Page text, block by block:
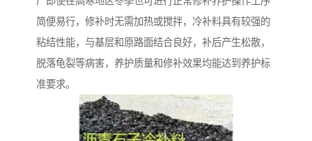
简便易行，修补时无需加热或搅拌，冷补料具有较强的
粘结性能，与基层和原路面结合良好，补后产生松散，
脱落龟裂等病害，养护质量和修补效果均能达到养护标
准要求。